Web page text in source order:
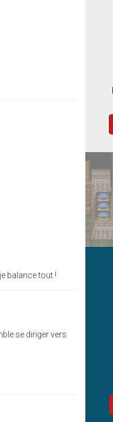
balance tout !
se diriger vers